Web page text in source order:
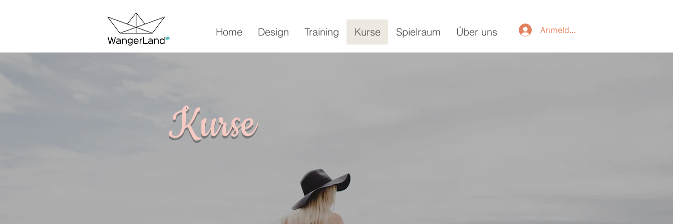
Home Design Training Kurse Spielraum Über uns Anmelden
Kurse